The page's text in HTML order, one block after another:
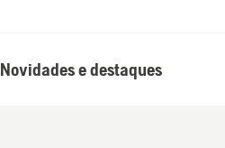
Novidades e destaques